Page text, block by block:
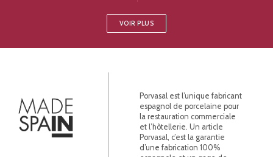
VOIR PLUS
Porvasal est l’unique fabricant
espagnol de porcelaine pour
la restauration commerciale
et l’hôtellerie. Un article
Porvasal, c’est la garantie
d’une fabrication 100%